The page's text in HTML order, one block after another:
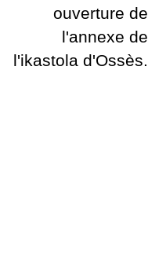
ouverture de
l'annexe de
l'ikastola d'Ossès.